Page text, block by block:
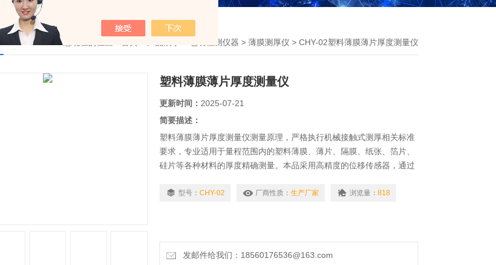
包装检测仪器 > 薄膜测厚仪 > CHY-02塑料薄膜薄片厚度测量仪
塑料薄膜薄片厚度测量仪
更新时间： 2025-07-21
简要描述：
塑料薄膜薄片厚度测量仪测量原理，严格执行机械接触式测厚相关标准
要求，专业适用于量程范围内的塑料薄膜、薄片、隔膜、纸张、箔片、
硅片等各种材料的厚度精确测量。本品采用高精度的位移传感器，通过
性、重复性。
型号： CHY-02 厂商性质： 生产厂家 浏览量： 818
发邮件给我们：18560176536@163.com